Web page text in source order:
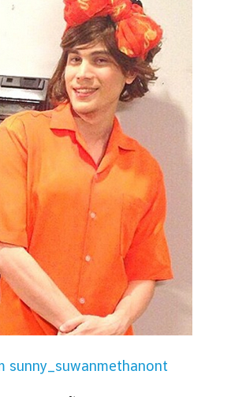
sunny_suwanmethanont